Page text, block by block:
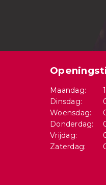
Maandag:
Dinsdag:
Woensdag:
Donderdag:
Vrijdag:
Zaterdag: